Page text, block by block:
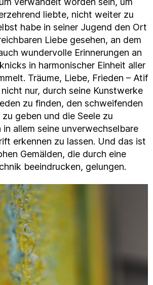
liebte, nicht weiter zu
habe in seiner Jugend den Ort
Liebe gesehen, an dem
wundervolle Erinnerungen an
in harmonischer Einheit aller
Träume, Liebe, Frieden – Atif
nur, durch seine Kunstwerke
zu finden, den schweifenden
zu geben und die Seele zu
in allem seine unverwechselbare
erkennen zu lassen. Und das ist
Gemälden, die durch eine
beeindrucken, gelungen.